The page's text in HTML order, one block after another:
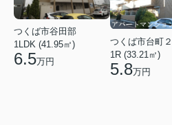
つくば市谷田部
1LDK (41.95㎡)
6.5万円
つくば市台町
1R (33.21㎡)
5.8万円